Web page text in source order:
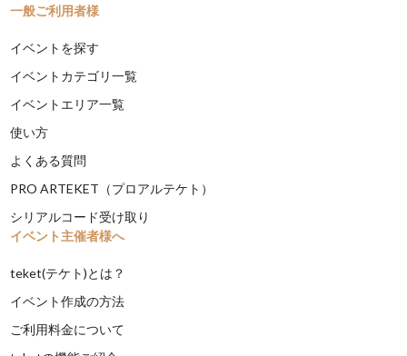
一般ご利用者様
イベントを探す
イベントカテゴリ一覧
イベントエリア一覧
使い方
よくある質問
PRO ARTEKET（プロアルテケト）
シリアルコード受け取り
イベント主催者様へ
teket(テケト)とは？
イベント作成の方法
ご利用料金について